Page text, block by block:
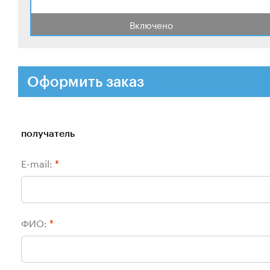
Включено
Оформить заказ
получатель
E-mail: *
ФИО: *